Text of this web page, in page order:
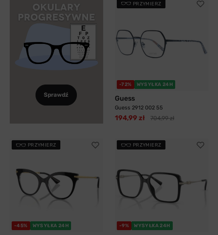
Sprawdź
PRZYMIERZ
-72% WYSYŁKA 24H
Guess
Guess 2912 002 55
194,99 zł 704,99 zł
PRZYMIERZ
-45% WYSYŁKA 24H
PRZYMIERZ
-9% WYSYŁKA 24H